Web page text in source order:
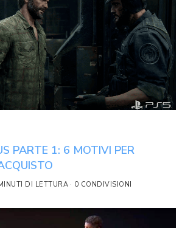
PARTE 1: 6 MOTIVI PER
DI LETTURA 0 CONDIVISIONI